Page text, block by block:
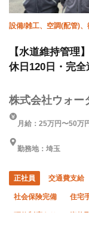
設備/雑工、空調(配管)
管理(管工事)
【水道維持管理
休日120日・完全
株式会社ウォー
月給：25万円〜50万
勤務地：埼玉
正社員 交通費支給
社会保険完備 住宅